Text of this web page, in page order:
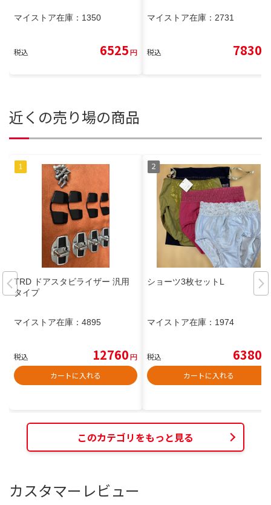
マイストア在庫： 1350
税込 6525円
マイストア在庫： 2731
税込 7830
近くの売り場の商品
TRD ドアスタビライザー 汎用
タイプ
マイストア在庫： 4895
税込 12760円
カートに入れる
ショーツ3枚セットL
マイストア在庫： 1974
税込 6380
カートに入れる
このカテゴリをもっと見る
カスタマーレビュー